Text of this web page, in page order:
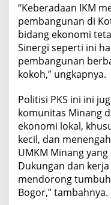
“Keberadaan IKM
pembangunan di
bidang ekonomi
Sinergi seperti ini
pembangunan
kokoh,” ungkapnya.
Politisi PKS ini ini
komunitas Minang
ekonomi lokal,
kecil, dan
UMKM Minang
Dukungan dan
mendorong
Bogor,” tambahnya.